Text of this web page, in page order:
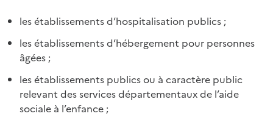
les établissements d’hospitalisation publics ;
les établissements d’hébergement pour personnes
âgées ;
les établissements publics ou à caractère public
relevant des services départementaux de l’aide
sociale à l’enfance ;